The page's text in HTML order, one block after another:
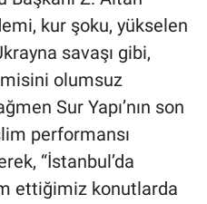
kur şoku, yükselen
savaşı gibi,
olumsuz
Sur Yapı’nın son
performansı
“İstanbul’da
ettiğimiz konutlarda